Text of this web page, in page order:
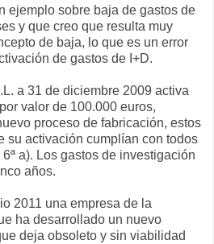
ejemplo sobre baja de gastos de
y que creo que resulta muy
de baja, lo que es un error
de gastos de I+D.
a 31 de diciembre 2009 activa
valor de 100.000 euros,
proceso de fabricación, estos
su activación cumplían con todos
a). Los gastos de investigación
años.
2011 una empresa de la
ha desarrollado un nuevo
deja obsoleto y sin viabilidad